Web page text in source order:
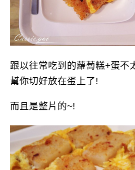
跟以往常吃到的蘿蔔糕+蛋不
幫你切好放在蛋上了!
而且是整片的~!